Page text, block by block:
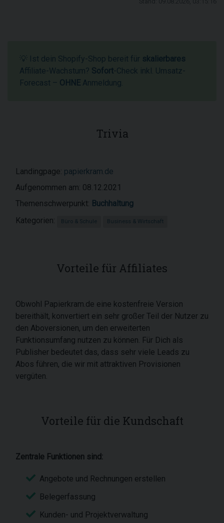
💡 Ist dein Shopify-Shop bereit für skalierbares
Affiliate-Wachstum? Sofort-Check inkl. Umsatz-
Forecast – OHNE Anmeldung.
Trivia
Landingpage: papierkram.de
Aufgenommen am: 08.12.2021
Themenschwerpunkt: Buchhaltung
Kategorien:
Büro & Schule Business & Wirtschaft
Vorteile für Affiliates
Obwohl Papierkram.de eine kostenfreie Version
bereithält, konvertiert ein sehr großer Teil der Nutzer zu
den Aboversionen, um den erweiterten
Funktionsumfang nutzen zu können. Für Dich als
Publisher bedeutet das, dass sehr viele Leads zu
Abos führen, die wir mit attraktiven Provisionen
vergüten.
Vorteile für die Kundschaft
Zentrale Funktionen sind:
Angebote und Rechnungen erstellen
Belegerfassung
Kunden- und Projektverwaltung